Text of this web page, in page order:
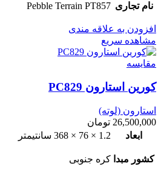
نام تجاری Pebble Terrain PT857
افزودن به علاقه مندی
مشاهده سریع
مقایسه
کورین استارون PC829
استارون (لوته)
26,500,000 تومان
ابعاد
1.2 × 76 × 368 سانتیمتر
کشور مبدا کره جنوبی